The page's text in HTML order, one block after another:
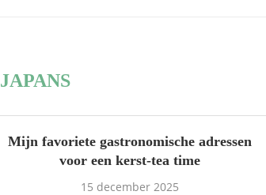
JAPANS
Mijn favoriete gastronomische adressen
voor een kerst-tea time
15 december 2025